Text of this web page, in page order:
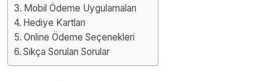
Mobil Ödeme Uygulamaları
Hediye Kartları
Online Ödeme Seçenekleri
Sıkça Sorulan Sorular